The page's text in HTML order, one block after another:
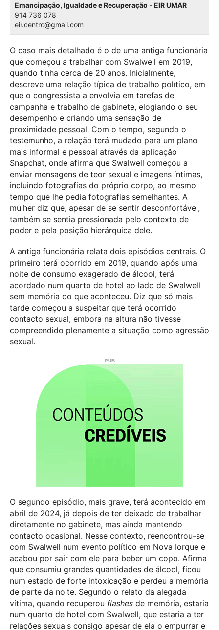
Emancipação, Igualdade e Recuperação - EIR UMAR
914 736 078
eir.centro@gmail.com
O caso mais detalhado é o de uma antiga funcionária
que começou a trabalhar com Swalwell em 2019,
quando tinha cerca de 20 anos. Inicialmente,
descreve uma relação típica de trabalho político, em
que o congressista a envolvia em tarefas de
campanha e trabalho de gabinete, elogiando o seu
desempenho e criando uma sensação de
proximidade pessoal. Com o tempo, segundo o
testemunho, a relação terá mudado para um plano
mais informal e pessoal através da aplicação
Snapchat, onde afirma que Swalwell começou a
enviar mensagens de teor sexual e imagens íntimas,
incluindo fotografias do próprio corpo, ao mesmo
tempo que lhe pedia fotografias semelhantes. A
mulher diz que, apesar de se sentir desconfortável,
também se sentia pressionada pelo contexto de
poder e pela posição hierárquica dele.
A antiga funcionária relata dois episódios centrais. O
primeiro terá ocorrido em 2019, quando após uma
noite de consumo exagerado de álcool, terá
acordado num quarto de hotel ao lado de Swalwell
sem memória do que aconteceu. Diz que só mais
tarde começou a suspeitar que terá ocorrido
contacto sexual, embora na altura não tivesse
compreendido plenamente a situação como agressão
sexual.
O segundo episódio, mais grave, terá acontecido em
abril de 2024, já depois de ter deixado de trabalhar
diretamente no gabinete, mas ainda mantendo
contacto ocasional. Nesse contexto, reencontrou-se
com Swalwell num evento político em Nova Iorque e
acabou por sair com ele para beber um copo. Afirma
que consumiu grandes quantidades de álcool, ficou
num estado de forte intoxicação e perdeu a memória
de parte da noite. Segundo o relato da alegada
vítima, quando recuperou flashes de memória, estaria
num quarto de hotel com Swalwell, que estaria a ter
relações sexuais consigo apesar de ela o empurrar e